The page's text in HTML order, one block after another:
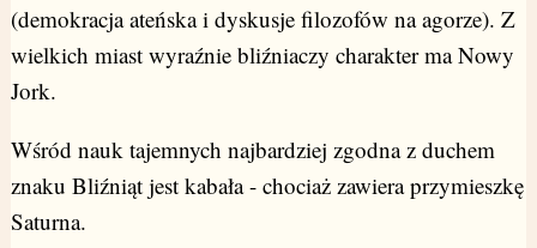
(demokracja ateńska i dyskusje filozofów na agorze). Z
wielkich miast wyraźnie bliźniaczy charakter ma Nowy
Jork.
Wśród nauk tajemnych najbardziej zgodna z duchem
znaku Bliźniąt jest kabała - chociaż zawiera przymieszkę
Saturna.